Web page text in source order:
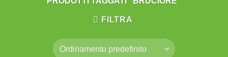
FILTRA